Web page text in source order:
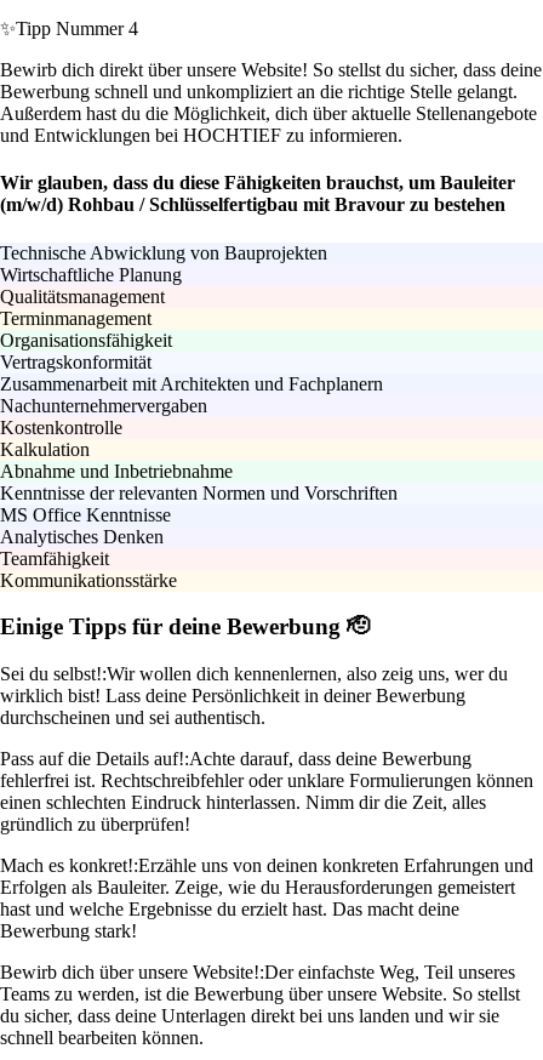
✨Tipp Nummer 4
Bewirb dich direkt über unsere Website! So stellst du sicher, dass deine
Bewerbung schnell und unkompliziert an die richtige Stelle gelangt.
Außerdem hast du die Möglichkeit, dich über aktuelle Stellenangebote
und Entwicklungen bei HOCHTIEF zu informieren.
Wir glauben, dass du diese Fähigkeiten brauchst, um Bauleiter
(m/w/d) Rohbau / Schlüsselfertigbau mit Bravour zu bestehen
Technische Abwicklung von Bauprojekten
Wirtschaftliche Planung
Qualitätsmanagement
Terminmanagement
Organisationsfähigkeit
Vertragskonformität
Zusammenarbeit mit Architekten und Fachplanern
Nachunternehmervergaben
Kostenkontrolle
Kalkulation
Abnahme und Inbetriebnahme
Kenntnisse der relevanten Normen und Vorschriften
MS Office Kenntnisse
Analytisches Denken
Teamfähigkeit
Kommunikationsstärke
Einige Tipps für deine Bewerbung 🫡
Sei du selbst!:Wir wollen dich kennenlernen, also zeig uns, wer du
wirklich bist! Lass deine Persönlichkeit in deiner Bewerbung
durchscheinen und sei authentisch.
Pass auf die Details auf!:Achte darauf, dass deine Bewerbung
fehlerfrei ist. Rechtschreibfehler oder unklare Formulierungen können
einen schlechten Eindruck hinterlassen. Nimm dir die Zeit, alles
gründlich zu überprüfen!
Mach es konkret!:Erzähle uns von deinen konkreten Erfahrungen und
Erfolgen als Bauleiter. Zeige, wie du Herausforderungen gemeistert
hast und welche Ergebnisse du erzielt hast. Das macht deine
Bewerbung stark!
Bewirb dich über unsere Website!:Der einfachste Weg, Teil unseres
Teams zu werden, ist die Bewerbung über unsere Website. So stellst
du sicher, dass deine Unterlagen direkt bei uns landen und wir sie
schnell bearbeiten können.